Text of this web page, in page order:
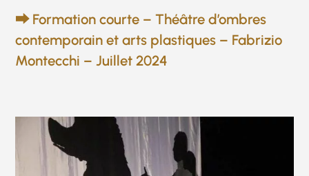
⮕ Formation courte – Théâtre d’ombres
contemporain et arts plastiques – Fabrizio
Montecchi – Juillet 2024